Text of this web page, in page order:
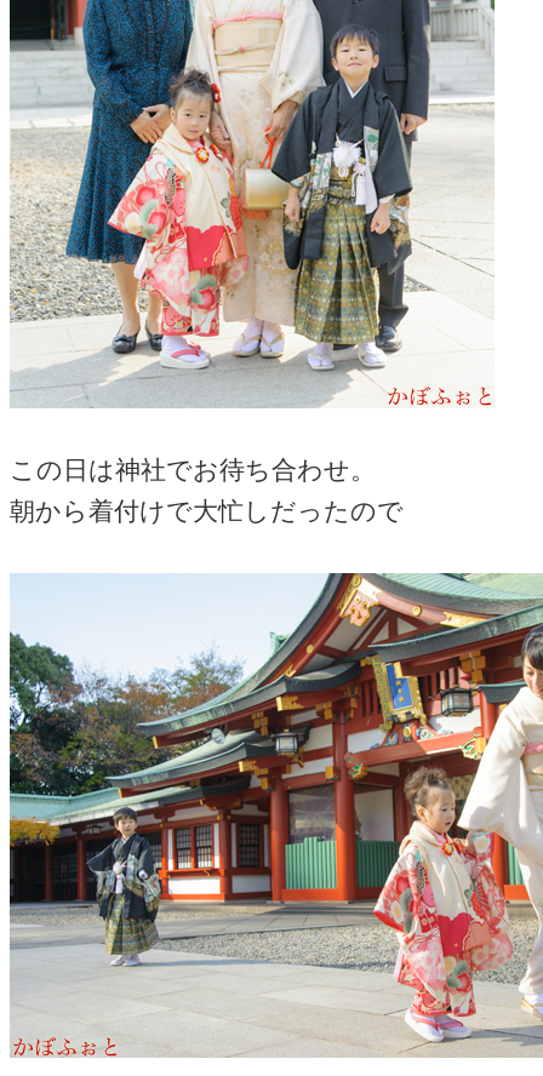
この日は神社でお待ち合わせ。
朝から着付けで大忙しだったので